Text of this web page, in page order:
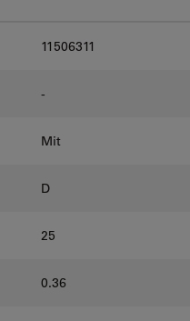
11506311
-
Mit
D
25
0.36